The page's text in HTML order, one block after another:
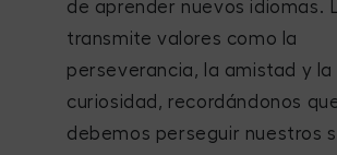
de aprender nuevos idiomas.
transmite valores como la
perseverancia, la amistad y la
curiosidad, recordándonos
debemos perseguir nuestros